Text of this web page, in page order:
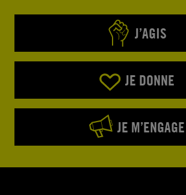
J’AGIS
JE DONNE
JE M’ENGAGE